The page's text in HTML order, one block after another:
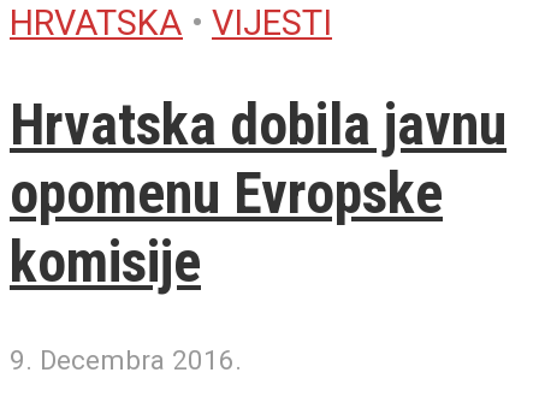
HRVATSKA • VIJESTI
Hrvatska dobila javnu
opomenu Evropske
komisije
9. Decembra 2016.